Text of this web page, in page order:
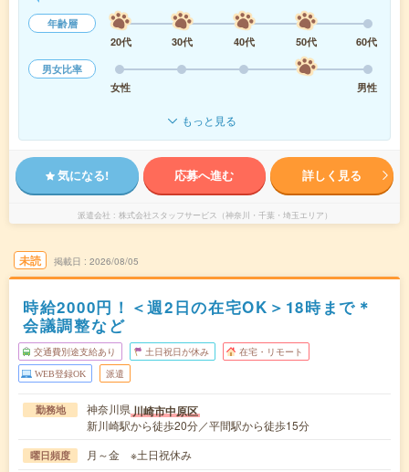
年齢層
20代
30代 40代 50代
60代
男女比率
女性
男性
もっと見る
気になる! 応募へ進む 詳しく見る
派遣会社 株式会社スタッフサービス（神奈川・千葉・埼玉エリア）
未読 掲載日 2026/08/05
時給2000円！＜週2日の在宅OK＞18時まで＊
会議調整など
交通費別途支給あり 土日祝日が休み 在宅・リモート
WEB登録OK 派遣
勤務地 神奈川県川崎市中原区
新川崎駅から徒歩20分／平間駅から徒歩15分
曜日頻度 月～金 ※土日祝休み